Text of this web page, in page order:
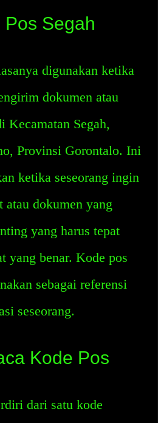
Segah
digunakan ketika
dokumen atau
Kecamatan Segah,
Provinsi Gorontalo. Ini
ketika seseorang ingin
atau dokumen yang
yang harus tepat
yang benar. Kode pos
sebagai referensi
seseorang.
Kode Pos
dari satu kode